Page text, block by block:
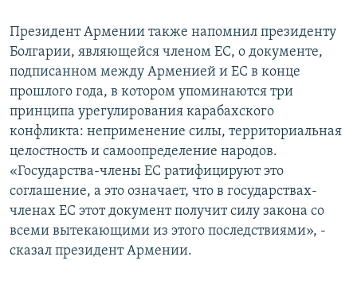
Президент Армении также напомнил президенту
Болгарии, являющейся членом ЕС, о документе,
подписанном между Арменией и ЕС в конце
прошлого года, в котором упоминаются три
принципа урегулирования карабахского
конфликта: неприменение силы, территориальная
целостность и самоопределение народов.
«Государства-члены ЕС ратифицируют это
соглашение, а это означает, что в государствах-
членах ЕС этот документ получит силу закона со
всеми вытекающими из этого последствиями», -
сказал президент Армении.